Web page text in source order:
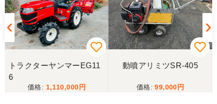
トラクターヤンマーEG11
6
1,110,000
動噴アリミツSR-405
99,000